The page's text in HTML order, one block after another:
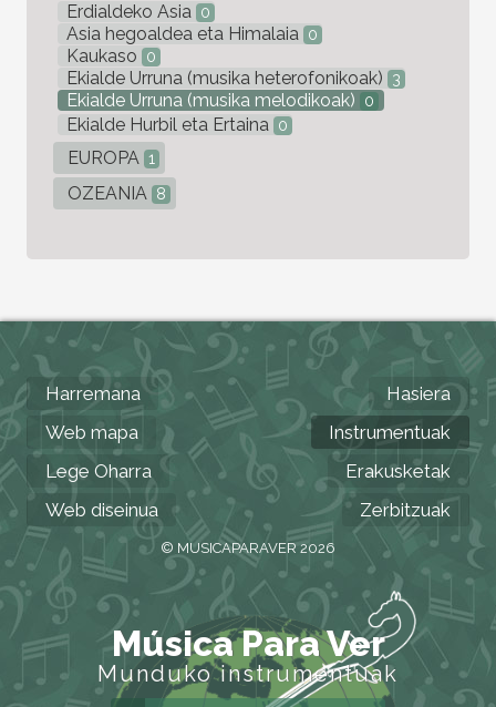
Erdialdeko Asia 0
Asia hegoaldea eta Himalaia 0
Kaukaso 0
Ekialde Urruna (musika heterofonikoak) 3
Ekialde Urruna (musika melodikoak) 0
Ekialde Hurbil eta Ertaina 0
EUROPA 1
OZEANIA 8
Harremana
Web mapa
Lege Oharra
Web diseinua
Hasiera
Instrumentuak
Erakusketak
Zerbitzuak
© MUSICAPARAVER 2026
Música Para Ver
Munduko instrumentuak